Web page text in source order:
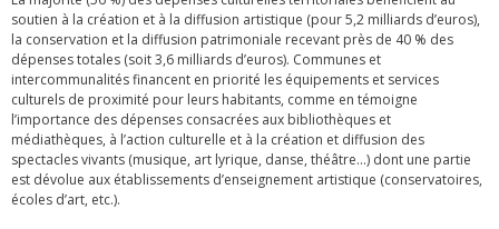
soutien à la création et à la diffusion artistique (pour 5,2 milliards d’euros),
la conservation et la diffusion patrimoniale recevant près de 40 % des
dépenses totales (soit 3,6 milliards d’euros). Communes et
intercommunalités financent en priorité les équipements et services
culturels de proximité pour leurs habitants, comme en témoigne
l’importance des dépenses consacrées aux bibliothèques et
médiathèques, à l’action culturelle et à la création et diffusion des
spectacles vivants (musique, art lyrique, danse, théâtre…) dont une partie
est dévolue aux établissements d’enseignement artistique (conservatoires,
écoles d’art, etc.).